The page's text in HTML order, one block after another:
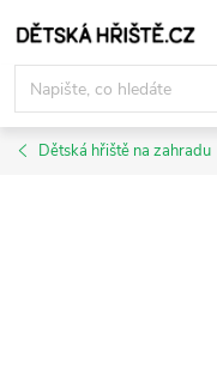
na
obsah
Dětská hřiště na zahradu